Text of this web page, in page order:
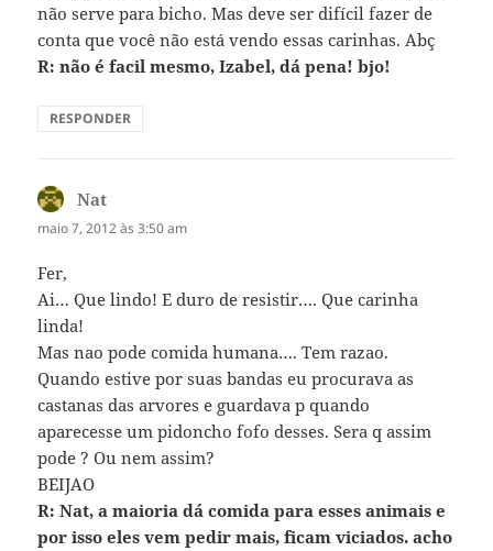
não serve para bicho. Mas deve ser difícil fazer de
conta que você não está vendo essas carinhas. Abç
R: não é facil mesmo, Izabel, dá pena! bjo!
RESPONDER
Nat
maio 7, 2012 às 3:50 am
Fer,
Ai… Que lindo! E duro de resistir…. Que carinha
linda!
Mas nao pode comida humana…. Tem razao.
Quando estive por suas bandas eu procurava as
castanas das arvores e guardava p quando
aparecesse um pidoncho fofo desses. Sera q assim
pode ? Ou nem assim?
BEIJAO
R: Nat, a maioria dá comida para esses animais e
por isso eles vem pedir mais, ficam viciados. acho